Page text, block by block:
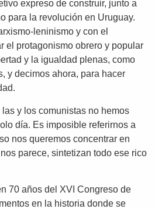
expreso de construir, junto a
para la revolución en Uruguay.
leninismo y con el
el protagonismo obrero y popular
y la igualdad plenas, como
y decimos ahora, para hacer
y los comunistas no hemos
día. Es imposible referirnos a
nos queremos concentrar en
parece, sintetizan todo ese rico
70 años del XVI Congreso de
en la historia donde se